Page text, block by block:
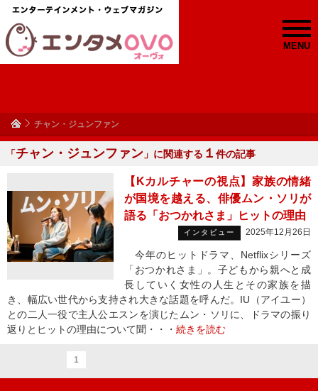
MENU
チャン・ジュンファン
「チャン・ジュンファン 」に関連する １ 件の記事
【Kカルチャーの視点】家族の情緒
が国境を越える、俳優ムン・ソリが
語る「おつかれさま」ヒットの理由
インタビュー 2025年12月26日
今年のヒットドラマ、Netflixシリーズ
「おつかれさま」。子どもから親へと成
長していく女性の人生とその家族を描
き、幅広い世代から支持され大きな話題を呼んだ。IU（アイユー）
との二人一役で主人公エスンを演じたムン・ソリに、ドラマの振り
返りとヒットの理由について聞・・・ 続きを読む
1